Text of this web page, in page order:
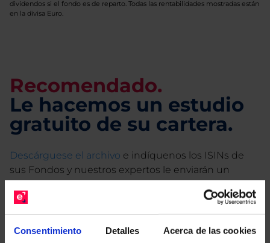
Consentimiento Detalles Acerca de las cookies
dividendos si el fondo es de reparto. Todas las rentabilidades mostradas están
en la divisa Euro.
Recomendado.
Le hacemos un estudio
gratuito de su cartera.
Descárguese el archivo e indíquenos los ISINs de
sus Fondos y nuestros expertos le enviarán un
estudio gratuito de sus alternativas de Clases
Limpias con las que podrá ahorrar en sus costes.